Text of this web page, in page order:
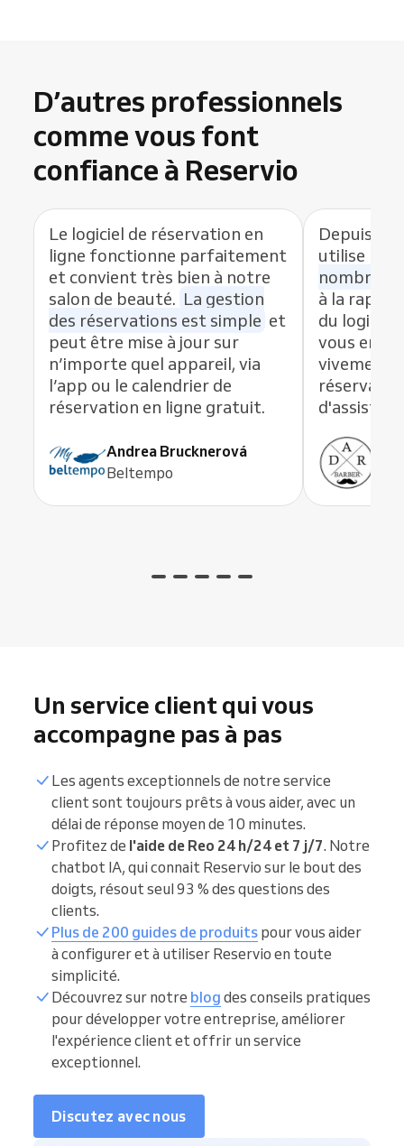
D’autres professionnels
comme vous font
confiance à Reservio
Le logiciel de réservation en
ligne fonctionne parfaitement
et convient très bien à notre
salon de beauté. La gestion
des réservations est simple et
peut être mise à jour sur
n’importe quel appareil, via
l’app ou le calendrier de
réservation en ligne gratuit.
Andrea Brucknerová
Beltempo
Depuis
utilise
nombre
à la
du logiciel
vous en
vivement
Un service client qui vous
accompagne pas à pas
Les agents exceptionnels de notre service
client sont toujours prêts à vous aider, avec un
délai de réponse moyen de 10 minutes.
Profitez de l'aide de Reo 24 h/24 et 7 j/7. Notre
chatbot IA, qui connait Reservio sur le bout des
doigts, résout seul 93 % des questions des
clients.
Plus de 200 guides de produits pour vous aider
à configurer et à utiliser Reservio en toute
simplicité.
Découvrez sur notre blog des conseils pratiques
pour développer votre entreprise, améliorer
l'expérience client et offrir un service
exceptionnel.
Discutez avec nous